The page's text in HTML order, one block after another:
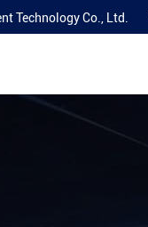
Technology Co., Ltd.